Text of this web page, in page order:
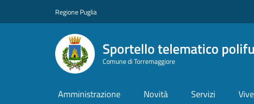
Regione Puglia
Sportello telematico
Comune di Torremaggiore
Amministrazione Novità Servizi